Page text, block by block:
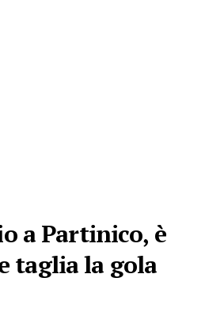
a Partinico, è
taglia la gola